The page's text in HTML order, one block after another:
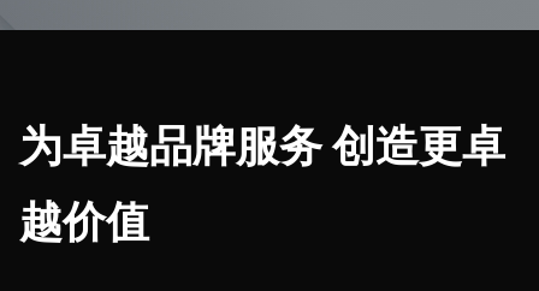
为卓越品牌服务 创造更卓
越价值